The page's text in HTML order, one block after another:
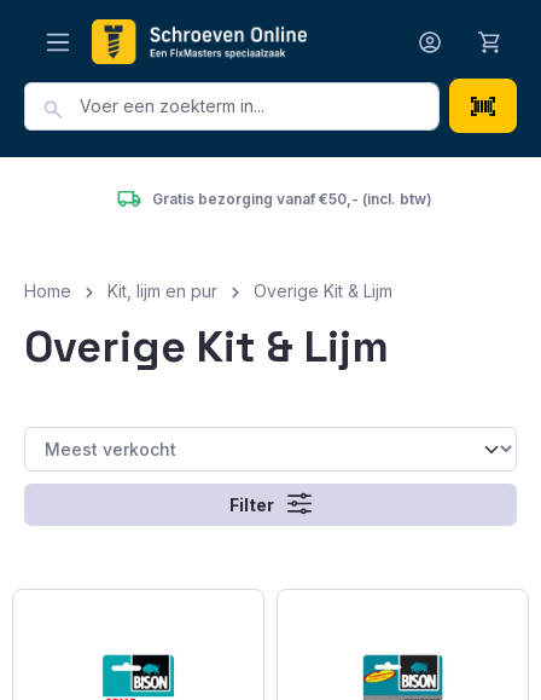
Gratis bezorging vanaf €50,- (incl. btw)
Home Kit, lijm en pur Overige Kit & Lijm
Overige Kit & Lijm
Filter